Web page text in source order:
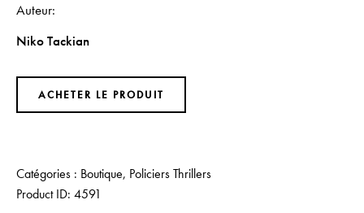
Auteur
Niko Tackian
ACHETER LE PRODUIT
Catégories : Boutique, Policiers Thrillers
Product ID: 4591